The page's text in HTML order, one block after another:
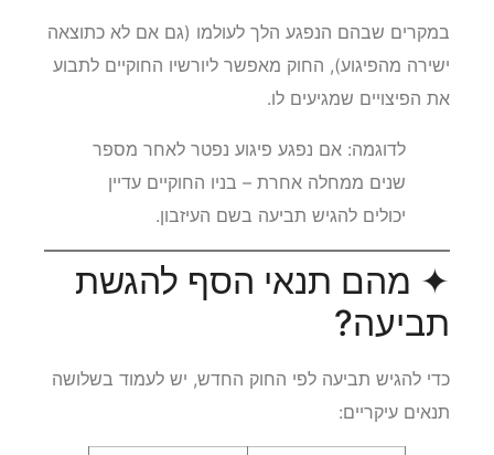
במקרים שבהם הנפגע הלך לעולמו (גם אם לא כתוצאה
ישירה מהפיגוע), החוק מאפשר ליורשיו החוקיים לתבוע
את הפיצויים שמגיעים לו.
לדוגמה: אם נפגע פיגוע נפטר לאחר מספר
שנים ממחלה אחרת – בניו החוקיים עדיין
יכולים להגיש תביעה בשם העיזבון.
✦ מהם תנאי הסף להגשת
תביעה?
כדי להגיש תביעה לפי החוק החדש, יש לעמוד בשלושה
תנאים עיקריים: